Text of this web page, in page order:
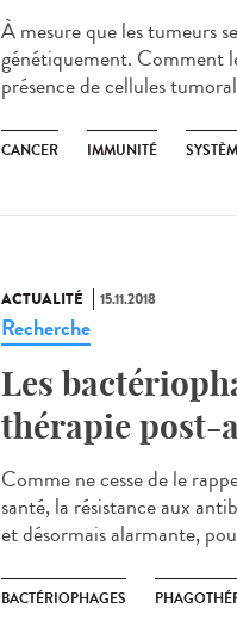
À mesure que les tumeurs
génétiquement. Comment
présence de cellules
CANCER IMMUNITÉ
ACTUALITÉ 15.11.2018
Recherche
Les
thérapie post-
Comme ne cesse de le
santé, la résistance aux
et désormais alarmante,
BACTÉRIOPHAGES